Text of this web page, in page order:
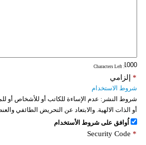
: Characters Left
إلزامي *
شروط الاستخدام
شروط النشر: عدم الإساءة للكاتب أو للأشخاص أو
أو الذات الالهية. والابتعاد عن التحريض الطائفي
اُوافق على شروط الأستخدام
Security Code *